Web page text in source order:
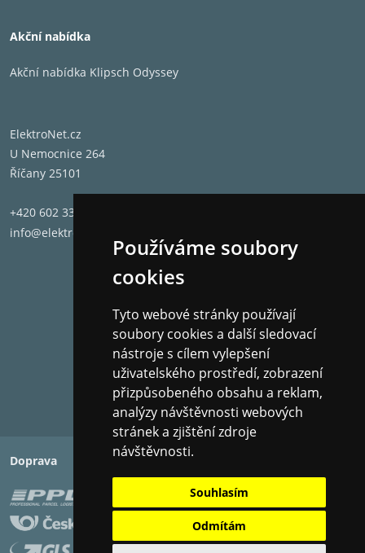
Používáme soubory
cookies
Tyto webové stránky používají
soubory cookies a další sledovací
nástroje s cílem vylepšení
uživatelského prostředí, zobrazení
přizpůsobeného obsahu a reklam,
analýzy návštěvnosti webových
stránek a zjištění zdroje
návštěvnosti.
Souhlasím
Odmítám
Akční nabídka
Akční nabídka Klipsch Odyssey
ElektroNet.cz
U Nemocnice 264
Říčany 25101
+420 602 331 662
info@elektronet.cz
Doprava Platba